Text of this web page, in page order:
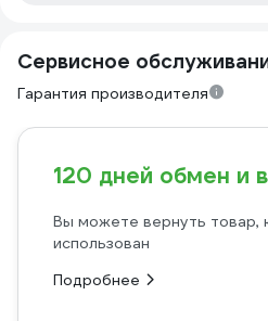
Сервисное
Гарантия производителя
120 дней обмен и
Вы можете вернуть товар,
использован
Подробнее